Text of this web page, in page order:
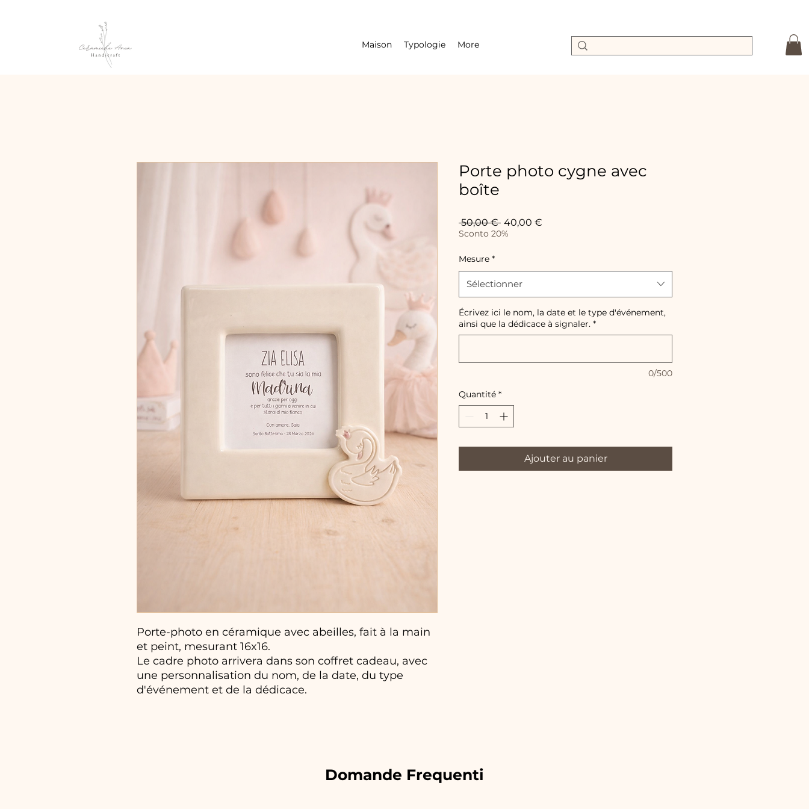
Maison Typologie More
Porte-photo en céramique avec abeilles, fait à la main
et peint, mesurant 16x16.
Le cadre photo arrivera dans son coffret cadeau, avec
une personnalisation du nom, de la date, du type
d'événement et de la dédicace.
Porte photo cygne avec
boîte
50,00 € Prix
original
40,00 €
Sconto 20%
Mesure *
Sélectionner
Écrivez ici le nom, la date et le type d'événement,
ainsi que la dédicace à signaler. *
0/500
Quantité *
Ajouter au panier
Domande Frequenti